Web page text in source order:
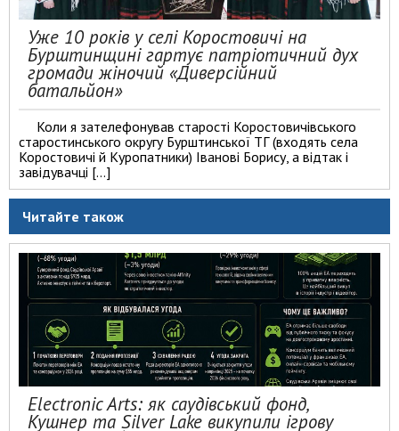
Уже 10 років у селі Коростовичі на
Бурштинщині гартує патріотичний дух
громади жіночий «Диверсійний
батальйон»
Коли я зателефонував старості Коростовичівського
старостинського округу Бурштинської ТГ (входять села
Коростовичі й Куропатники) Іванові Борису, а відтак і
завідувачці […]
Читайте також
Electronic Arts: як саудівський фонд,
Кушнер та Silver Lake викупили ігрову